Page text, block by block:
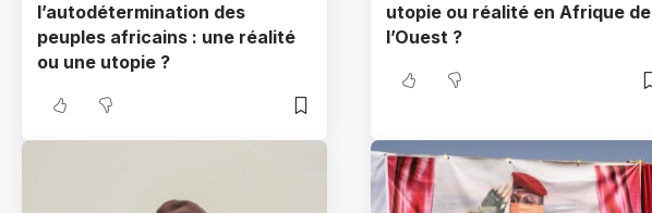
l’autodétermination des
peuples africains : une réalité
ou une utopie ?
utopie ou réalité en Afrique de
l’Ouest ?